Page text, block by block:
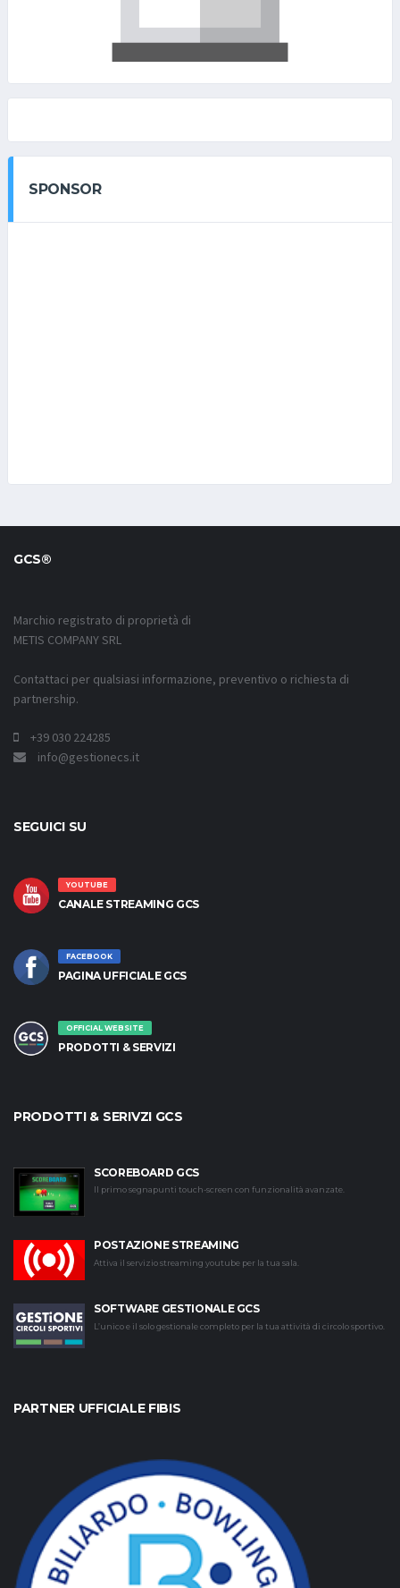
SPONSOR
GCS®
Marchio registrato di proprietà di
METIS COMPANY SRL
Contattaci per qualsiasi informazione, preventivo o richiesta di
partnership.
+39 030 224285
info@gestionecs.it
SEGUICI SU
YOUTUBE
CANALE STREAMING GCS
FACEBOOK
PAGINA UFFICIALE GCS
OFFICIAL WEBSITE
PRODOTTI & SERVIZI
PRODOTTI & SERIVZI GCS
SCOREBOARD GCS
Il primo segnapunti touch-screen con funzionalità avanzate.
POSTAZIONE STREAMING
Attiva il servizio streaming youtube per la tua sala.
SOFTWARE GESTIONALE GCS
L’unico e il solo gestionale completo per la tua attività di circolo sportivo.
PARTNER UFFICIALE FIBIS